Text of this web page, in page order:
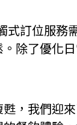
訂位服
除了優化
，我們迎